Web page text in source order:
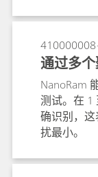
通过多
NanoRam
测试。在 1
确识别，
扰最小。